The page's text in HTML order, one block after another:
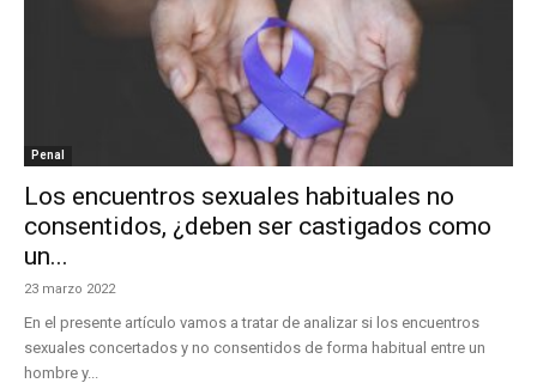
Penal
Los encuentros sexuales habituales no
consentidos, ¿deben ser castigados como
un...
23 marzo 2022
En el presente artículo vamos a tratar de analizar si los encuentros
sexuales concertados y no consentidos de forma habitual entre un
hombre y...